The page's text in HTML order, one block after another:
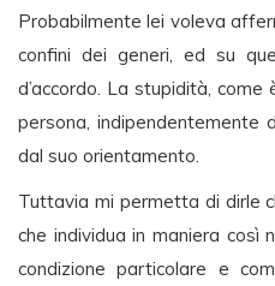
Probabilmente lei voleva
confini dei generi, ed su
d’accordo. La stupidità, come
persona, indipendentemente
dal suo orientamento.
Tuttavia mi permetta di dirle
che individua in maniera così
condizione particolare e